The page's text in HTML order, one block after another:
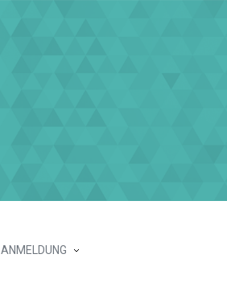
ANMELDUNG